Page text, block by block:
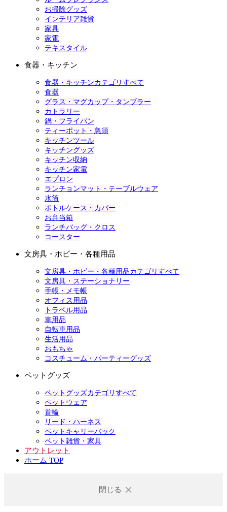
お掃除グッズ
インテリア雑貨
家具
家電
テキスタイル
食器・キッチン
食器・キッチンカテゴリすべて
食器
グラス・マグカップ・タンブラー
カトラリー
鍋・フライパン
ティーポット・急須
キッチンツール
キッチングッズ
キッチン収納
キッチン家電
エプロン
ランチョンマット・テーブルウェア
水筒
ボトルケース・カバー
お弁当箱
ランチバッグ・クロス
コースター
文房具・ホビー・各種用品
文房具・ホビー・各種用品カテゴリすべて
文房具・ステーショナリー
手帳・メモ帳
オフィス用品
トラベル用品
車用品
自転車用品
生活用品
おもちゃ
コスチューム・パーティーグッズ
ペットグッズ
ペットグッズカテゴリすべて
ペットウェア
首輪
リード・ハーネス
ペットキャリーバック
ペット雑貨・家具
アウトレット
ホーム TOP
閉じる